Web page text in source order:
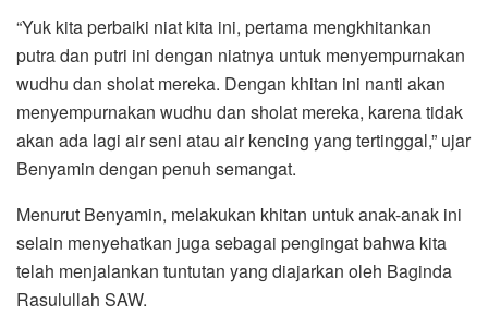
“Yuk kita perbaiki niat kita ini, pertama mengkhitankan
putra dan putri ini dengan niatnya untuk menyempurnakan
wudhu dan sholat mereka. Dengan khitan ini nanti akan
menyempurnakan wudhu dan sholat mereka, karena tidak
akan ada lagi air seni atau air kencing yang tertinggal,” ujar
Benyamin dengan penuh semangat.
Menurut Benyamin, melakukan khitan untuk anak-anak ini
selain menyehatkan juga sebagai pengingat bahwa kita
telah menjalankan tuntutan yang diajarkan oleh Baginda
Rasulullah SAW.